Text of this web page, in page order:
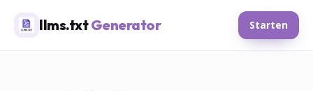
llms.txtGenerator Starten